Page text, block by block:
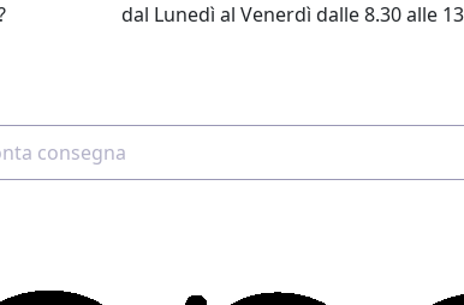
dal Lunedì al Venerdì dalle 8.30 alle